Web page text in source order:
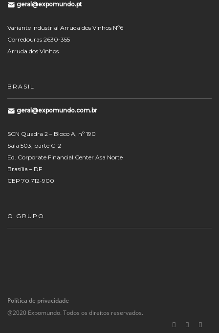
geral@expomundo.pt
Variante Industrial Arruda dos Vinhos Nº6
Corredouras 2630-355
Arruda dos Vinhos
BRASIL
geral@expomundo.com.br
SCN Quadra 2 – Bloco A, nº 190
Sala 503, parte C-2
Ed. Corporate Financial Center Asa Norte
Brasília – DF
CEP 70.712-900
O GRUPO
Política de privacidade
@2020 Expomundo. Todos os direitos reservados.